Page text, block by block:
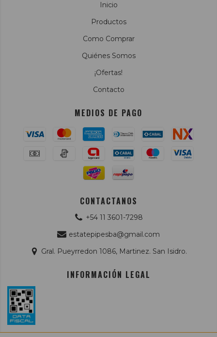
Inicio
Productos
Como Comprar
Quiénes Somos
¡Ofertas!
Contacto
MEDIOS DE PAGO
CONTACTANOS
+54 11 3601-7298
estatepipesba@gmail.com
Gral. Pueyrredon 1086, Martinez. San Isidro.
INFORMACIÓN LEGAL